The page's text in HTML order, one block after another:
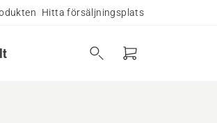
Hitta försäljningsplats